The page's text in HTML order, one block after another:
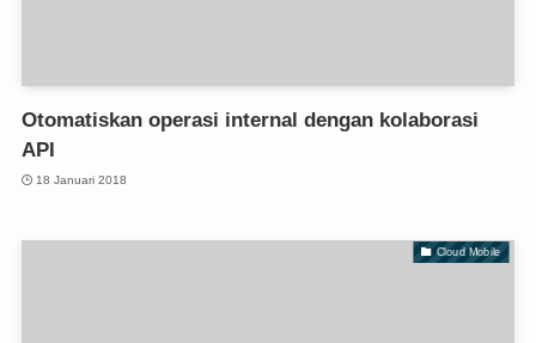
Otomatiskan operasi internal dengan kolaborasi
API
18 Januari 2018
Cloud Mobile